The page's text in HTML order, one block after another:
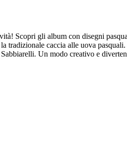
Scopri gli album con disegni
caccia alle uova
Un modo creativo e